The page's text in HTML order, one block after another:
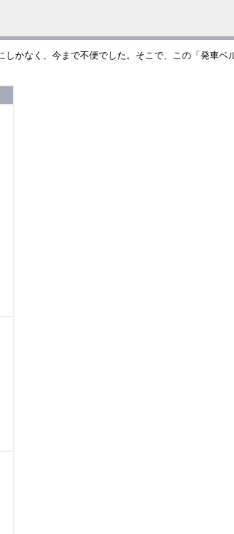
かなく、今まで不便でした。そこで、この「発車